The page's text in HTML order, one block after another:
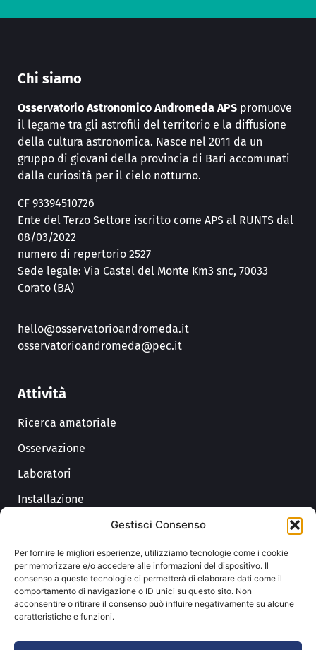
Gestisci Consenso
Per fornire le migliori esperienze, utilizziamo tecnologie come i cookie
per memorizzare e/o accedere alle informazioni del dispositivo. Il
consenso a queste tecnologie ci permetterà di elaborare dati come il
comportamento di navigazione o ID unici su questo sito. Non
acconsentire o ritirare il consenso può influire negativamente su alcune
caratteristiche e funzioni.
Chi siamo
Osservatorio Astronomico Andromeda APS promuove
il legame tra gli astrofili del territorio e la diffusione
della cultura astronomica. Nasce nel 2011 da un
gruppo di giovani della provincia di Bari accomunati
dalla curiosità per il cielo notturno.
CF 93394510726
Ente del Terzo Settore iscritto come APS al RUNTS dal
08/03/2022
numero di repertorio 2527
Sede legale: Via Castel del Monte Km3 snc, 70033
Corato (BA)
hello@osservatorioandromeda.it
osservatorioandromeda@pec.it
Attività
Ricerca amatoriale
Osservazione
Laboratori
Installazione
Astrofotografia
Link
Trasparenza
Privacy